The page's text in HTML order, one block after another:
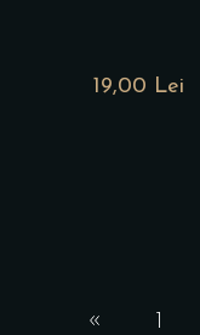
19,00 Lei
1